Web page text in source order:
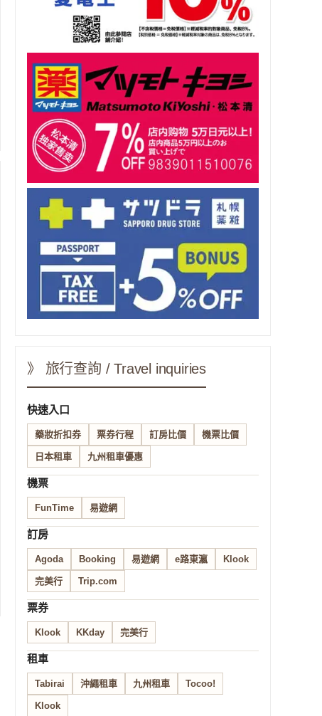
》 旅行查詢 / Travel inquiries
快速入口
藥妝折扣券 票券行程 訂房比價 機票比價
日本租車 九州租車優惠
機票
FunTime 易遊網
訂房
Agoda Booking 易遊網 e路東瀛 Klook
完美行 Trip.com
票券
Klook KKday 完美行
租車
Tabirai 沖繩租車 九州租車 Tocoo!
Klook